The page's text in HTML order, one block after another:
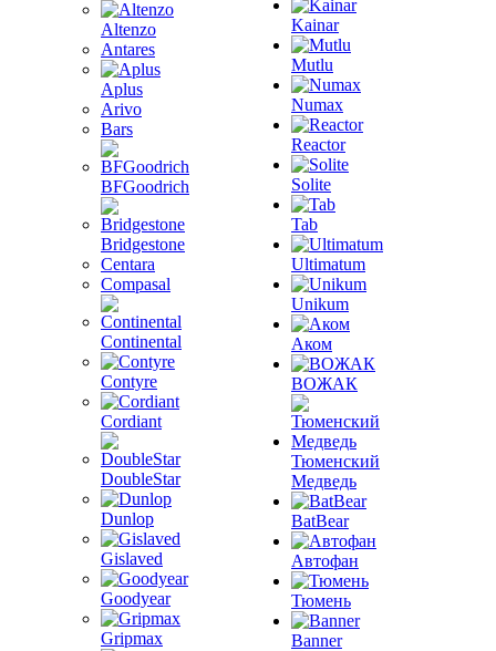
Altenzo
Antares
Aplus
Arivo
Bars
BFGoodrich
Bridgestone
Centara
Compasal
Continental
Contyre
Cordiant
DoubleStar
Dunlop
Gislaved
Goodyear
Gripmax
Kainar
Mutlu
Numax
Reactor
Solite
Tab
Ultimatum
Unikum
Аком
ВОЖАК
Тюменский
Медведь
BatBear
Автофан
Тюмень
Banner